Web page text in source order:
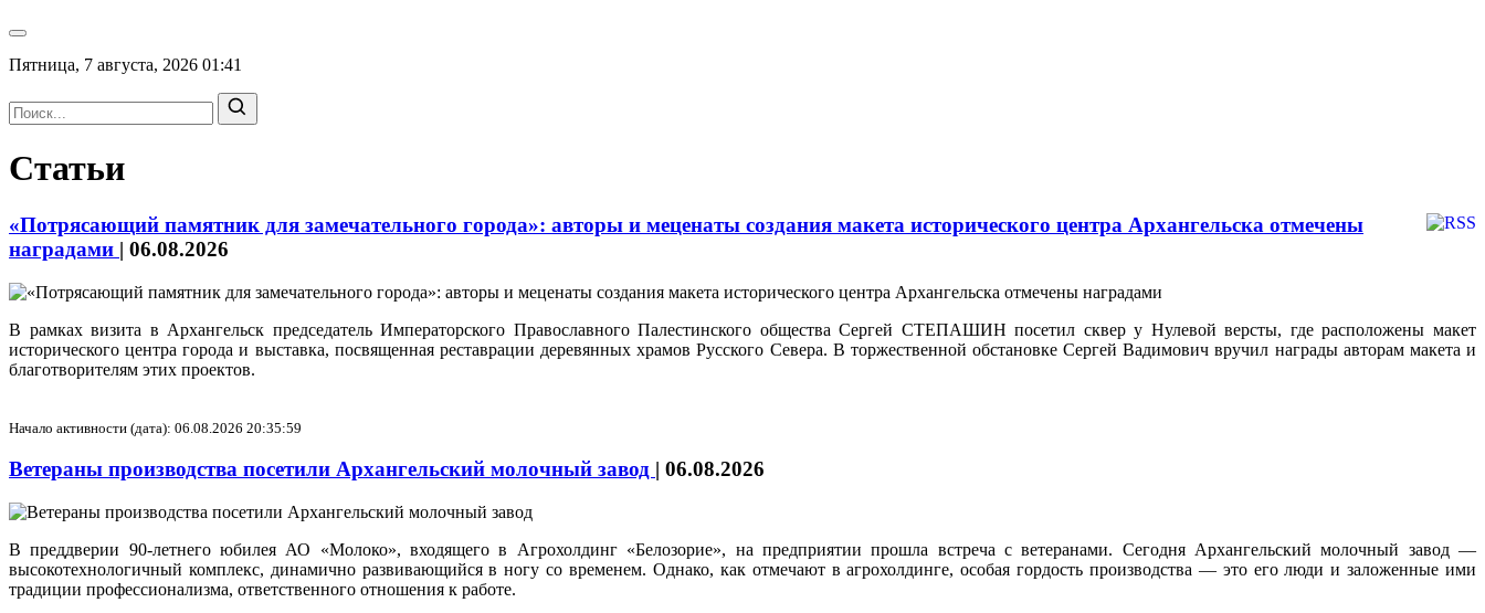
Пятница, 7 августа, 2026 01:41
Статьи
«Потрясающий памятник для замечательного города»: авторы и меценаты создания макета исторического центра Архангельска отмечены
наградами | 06.08.2026
В рамках визита в Архангельск председатель Императорского Православного Палестинского общества Сергей СТЕПАШИН посетил сквер у Нулевой версты, где расположены макет
исторического центра города и выставка, посвященная реставрации деревянных храмов Русского Севера. В торжественной обстановке Сергей Вадимович вручил награды авторам макета и
благотворителям этих проектов.
Начало активности (дата): 06.08.2026 20:35:59
Ветераны производства посетили Архангельский молочный завод | 06.08.2026
В преддверии 90-летнего юбилея АО «Молоко», входящего в Агрохолдинг «Белозорие», на предприятии прошла встреча с ветеранами. Сегодня Архангельский молочный завод —
высокотехнологичный комплекс, динамично развивающийся в ногу со временем. Однако, как отмечают в агрохолдинге, особая гордость производства — это его люди и заложенные ими
традиции профессионализма, ответственного отношения к работе.